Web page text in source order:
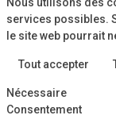
services possibles.
le site web pourrait
Tout accepter
Nécessaire
Consentement